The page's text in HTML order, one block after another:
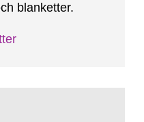
blanketter.